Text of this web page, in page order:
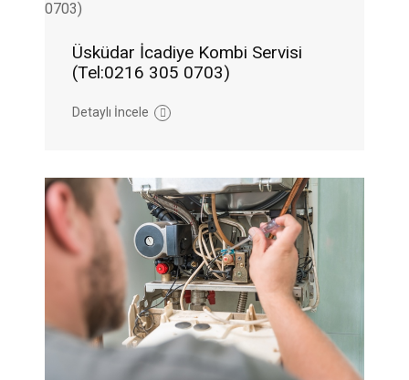
Üsküdar İcadiye Kombi Servisi
(Tel:0216 305 0703)
Detaylı İncele